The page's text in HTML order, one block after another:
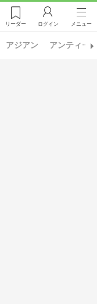
リーダー ログイン メニュー
アジアン アンティー